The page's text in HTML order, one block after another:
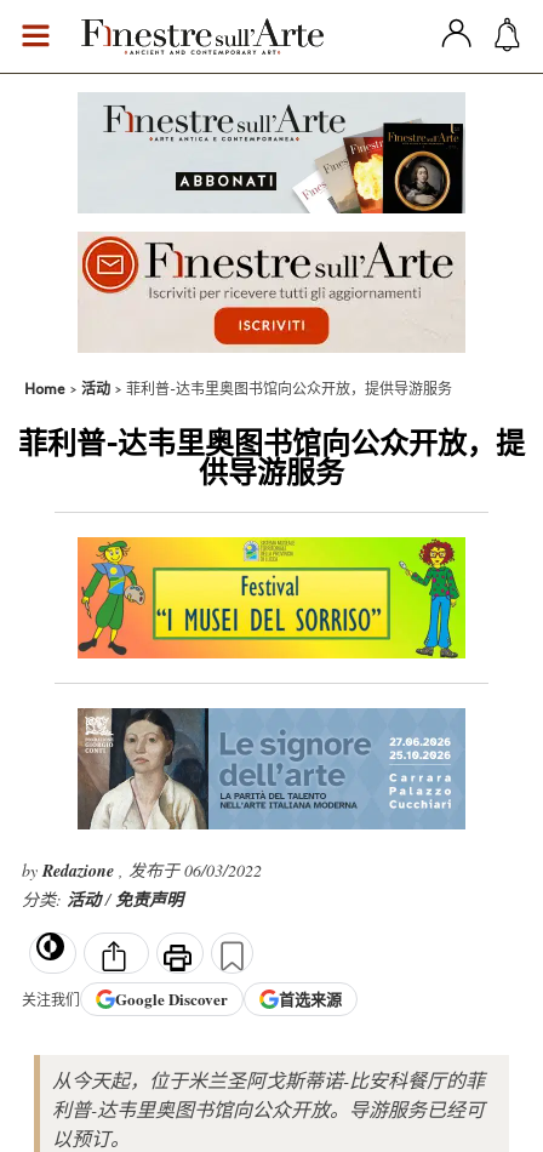
Home 活动 菲利普-达韦里奥图书馆向公众开放，提供导游服务
菲利普-达韦里奥图书馆向公众开放，提
供导游服务
byRedazione , 发布于 06/03/2022
分类: 活动/免责声明
关注我们 GoogleDiscover 首选来源
从今天起，位于米兰圣阿戈斯蒂诺-比安科餐厅的菲
利普-达韦里奥图书馆向公众开放。导游服务已经可
以预订。